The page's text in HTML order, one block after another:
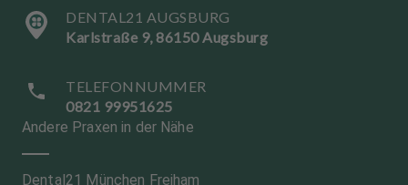
DENTAL21 AUGSBURG
Karlstraße 9, 86150 Augsburg
TELEFONNUMMER
0821 99951625
Andere Praxen in der Nähe
Dental21 München Freiham